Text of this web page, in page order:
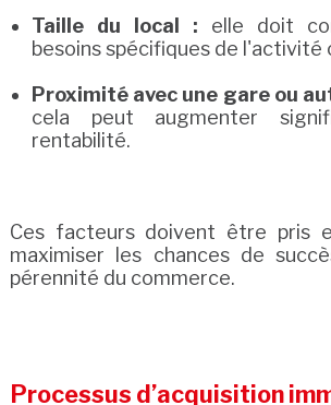
Taille du local : elle doit
besoins spécifiques de l'activité
Proximité avec une gare ou
cela peut augmenter
rentabilité.
Ces facteurs doivent être pris
maximiser les chances de
pérennité du commerce.
Processus d’acquisition